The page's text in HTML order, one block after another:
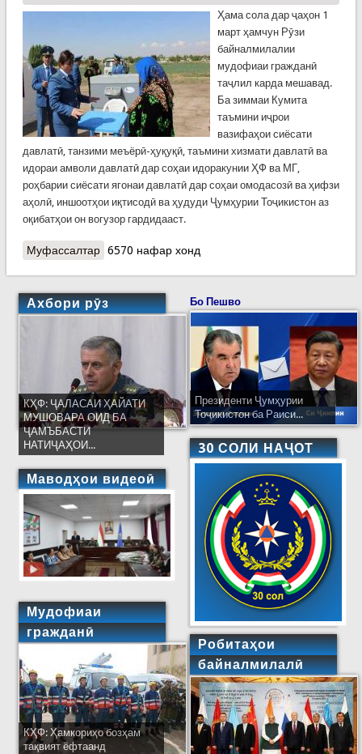
Ҳама сола дар ҷаҳон 1
март ҳамчун Рӯзи
байналмилалии
мудофиаи гражданӣ
таҷлил карда мешавад.
Ба зиммаи Кумита
таъмини иҷрои
вазифаҳои сиёсати
давлатӣ, танзими меъёрӣ-ҳуқуқӣ, таъмини хизмати давлатӣ ва
идораи амволи давлатӣ дар соҳаи идоракунии ҲФ ва МГ,
роҳбарии сиёсати ягонаи давлатӣ дар соҳаи омодасозӣ ва ҳифзи
аҳолӣ, иншоотҳои иқтисодӣ ва ҳудуди Ҷумҳурии Тоҷикистон аз
оқибатҳои он вогузор гардидааст.
Муфассалтаро Фаъолияти Кумитаи ҳолатҳои фавқулодда ва
самаранокии чорабиниҳои мудофиаи гражданӣ
6570 нафар хонд
Ахбори рӯз
КҲФ: ҶАЛАСАИ ҲАЙАТИ
МУШОВАРА ОИД БА
ҶАМЪБАСТИ
НАТИҶАҲОИ...
Маводҳои видеоӣ
Мудофиаи
гражданӣ
КҲФ: Ҳамкориҳо бозҳам
тақвият ёфтаанд
Бо Пешво
Президенти Ҷумҳурии
Тоҷикистон ба Раиси...
30 СОЛИ НАҶОТ
Робитаҳои
байналмилалӣ